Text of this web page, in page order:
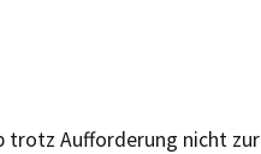
trotz Aufforderung nicht